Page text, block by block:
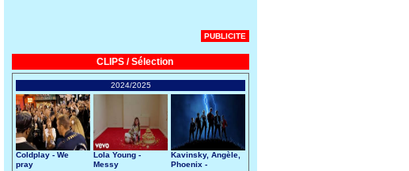
PUBLICITE
CLIPS / Sélection
2024/2025
Coldplay - We
pray
Lola Young -
Messy
Kavinsky, Angèle,
Phoenix -